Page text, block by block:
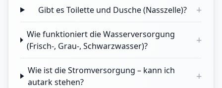
Gibt es Toilette und Dusche (Nasszelle)? +
Wie funktioniert die Wasserversorgung
(Frisch-, Grau-, Schwarzwasser)?
+
Wie ist die Stromversorgung – kann ich
autark stehen?
+